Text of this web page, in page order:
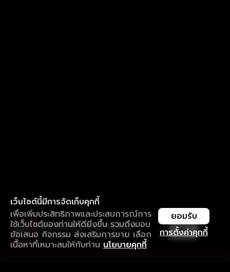
เว็บไซต์นี้มีการจัดเก็บคุกกี้
เพื่อเพิ่มประสิทธิภาพและประสบการณ์การ
ใช้เว็บไซต์ของท่านให้ดียิ่งขึ้น รวมถึงมอบ
ข้อเสนอ กิจกรรม ส่งเสริมการขาย เลือก
เนื้อหาที่เหมาะสมให้กับท่าน นโยบายคุกกี้
การตั้งค่าคุกกี้
ยอมรับ
ใช้งานแอป ลื่นไหลกว่า ไม่มีสะดุด
ดาวน์โหลดแอปเพื่อการรับชมที่ดีกว่า เปิด